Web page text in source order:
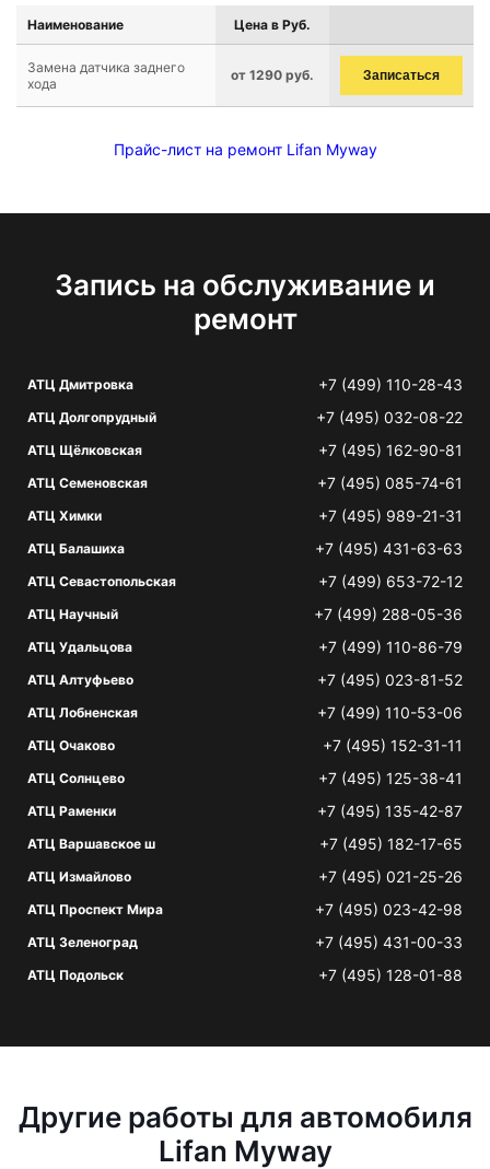
Наименование Цена в Руб.
Замена датчика заднего
хода
от 1290 руб. Записаться
Прайс-лист на ремонт Lifan Myway
Запись на обслуживание и
ремонт
АТЦ Дмитровка +7 (499) 110-28-43
АТЦ Долгопрудный +7 (495) 032-08-22
АТЦ Щёлковская +7 (495) 162-90-81
АТЦ Семеновская +7 (495) 085-74-61
АТЦ Химки +7 (495) 989-21-31
АТЦ Балашиха +7 (495) 431-63-63
АТЦ Севастопольская +7 (499) 653-72-12
АТЦ Научный +7 (499) 288-05-36
АТЦ Удальцова +7 (499) 110-86-79
АТЦ Алтуфьево +7 (495) 023-81-52
АТЦ Лобненская +7 (499) 110-53-06
АТЦ Очаково +7 (495) 152-31-11
АТЦ Солнцево +7 (495) 125-38-41
АТЦ Раменки +7 (495) 135-42-87
АТЦ Варшавское ш +7 (495) 182-17-65
АТЦ Измайлово +7 (495) 021-25-26
АТЦ Проспект Мира +7 (495) 023-42-98
АТЦ Зеленоград +7 (495) 431-00-33
АТЦ Подольск +7 (495) 128-01-88
Другие работы для автомобиля
Lifan Myway